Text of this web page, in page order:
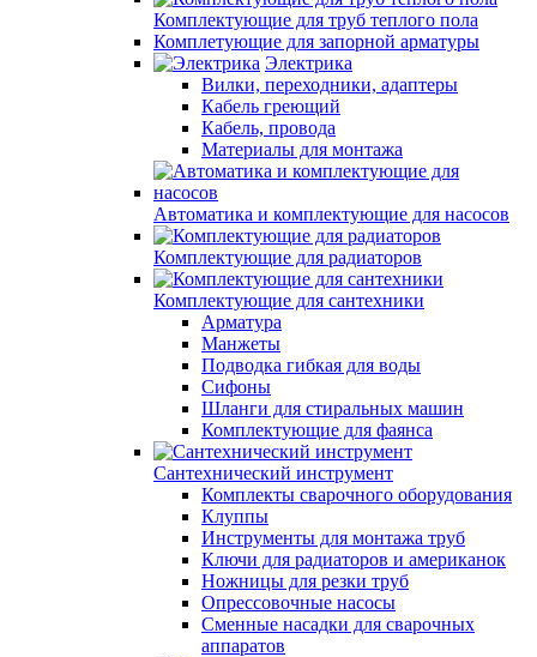
Комплектующие для труб теплого пола
Комплетующие для запорной арматуры
Электрика
Вилки, переходники, адаптеры
Кабель греющий
Кабель, провода
Материалы для монтажа
Автоматика и комплектующие для насосов
Комплектующие для радиаторов
Комплектующие для сантехники
Арматура
Манжеты
Подводка гибкая для воды
Сифоны
Шланги для стиральных машин
Комплектующие для фаянса
Сантехнический инструмент
Комплекты сварочного оборудования
Клуппы
Инструменты для монтажа труб
Ключи для радиаторов и американок
Ножницы для резки труб
Опрессовочные насосы
Сменные насадки для сварочных
аппаратов